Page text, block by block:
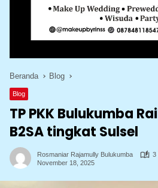
Beranda Blog
Blog
TP PKK Bulukumba
B2SA tingkat Sulsel
Rosmaniar Rajamully Bulukumba
3
November 18, 2025